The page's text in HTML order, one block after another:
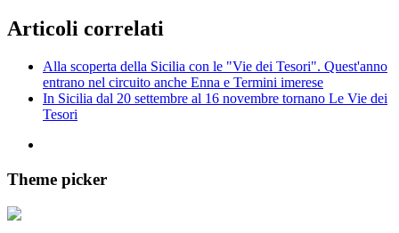
Articoli correlati
Alla scoperta della Sicilia con le "Vie dei Tesori". Quest'anno
entrano nel circuito anche Enna e Termini imerese
In Sicilia dal 20 settembre al 16 novembre tornano Le Vie dei
Tesori
Theme picker